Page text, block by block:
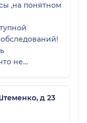
,на понятном
не
понравился
к ней!
д 23